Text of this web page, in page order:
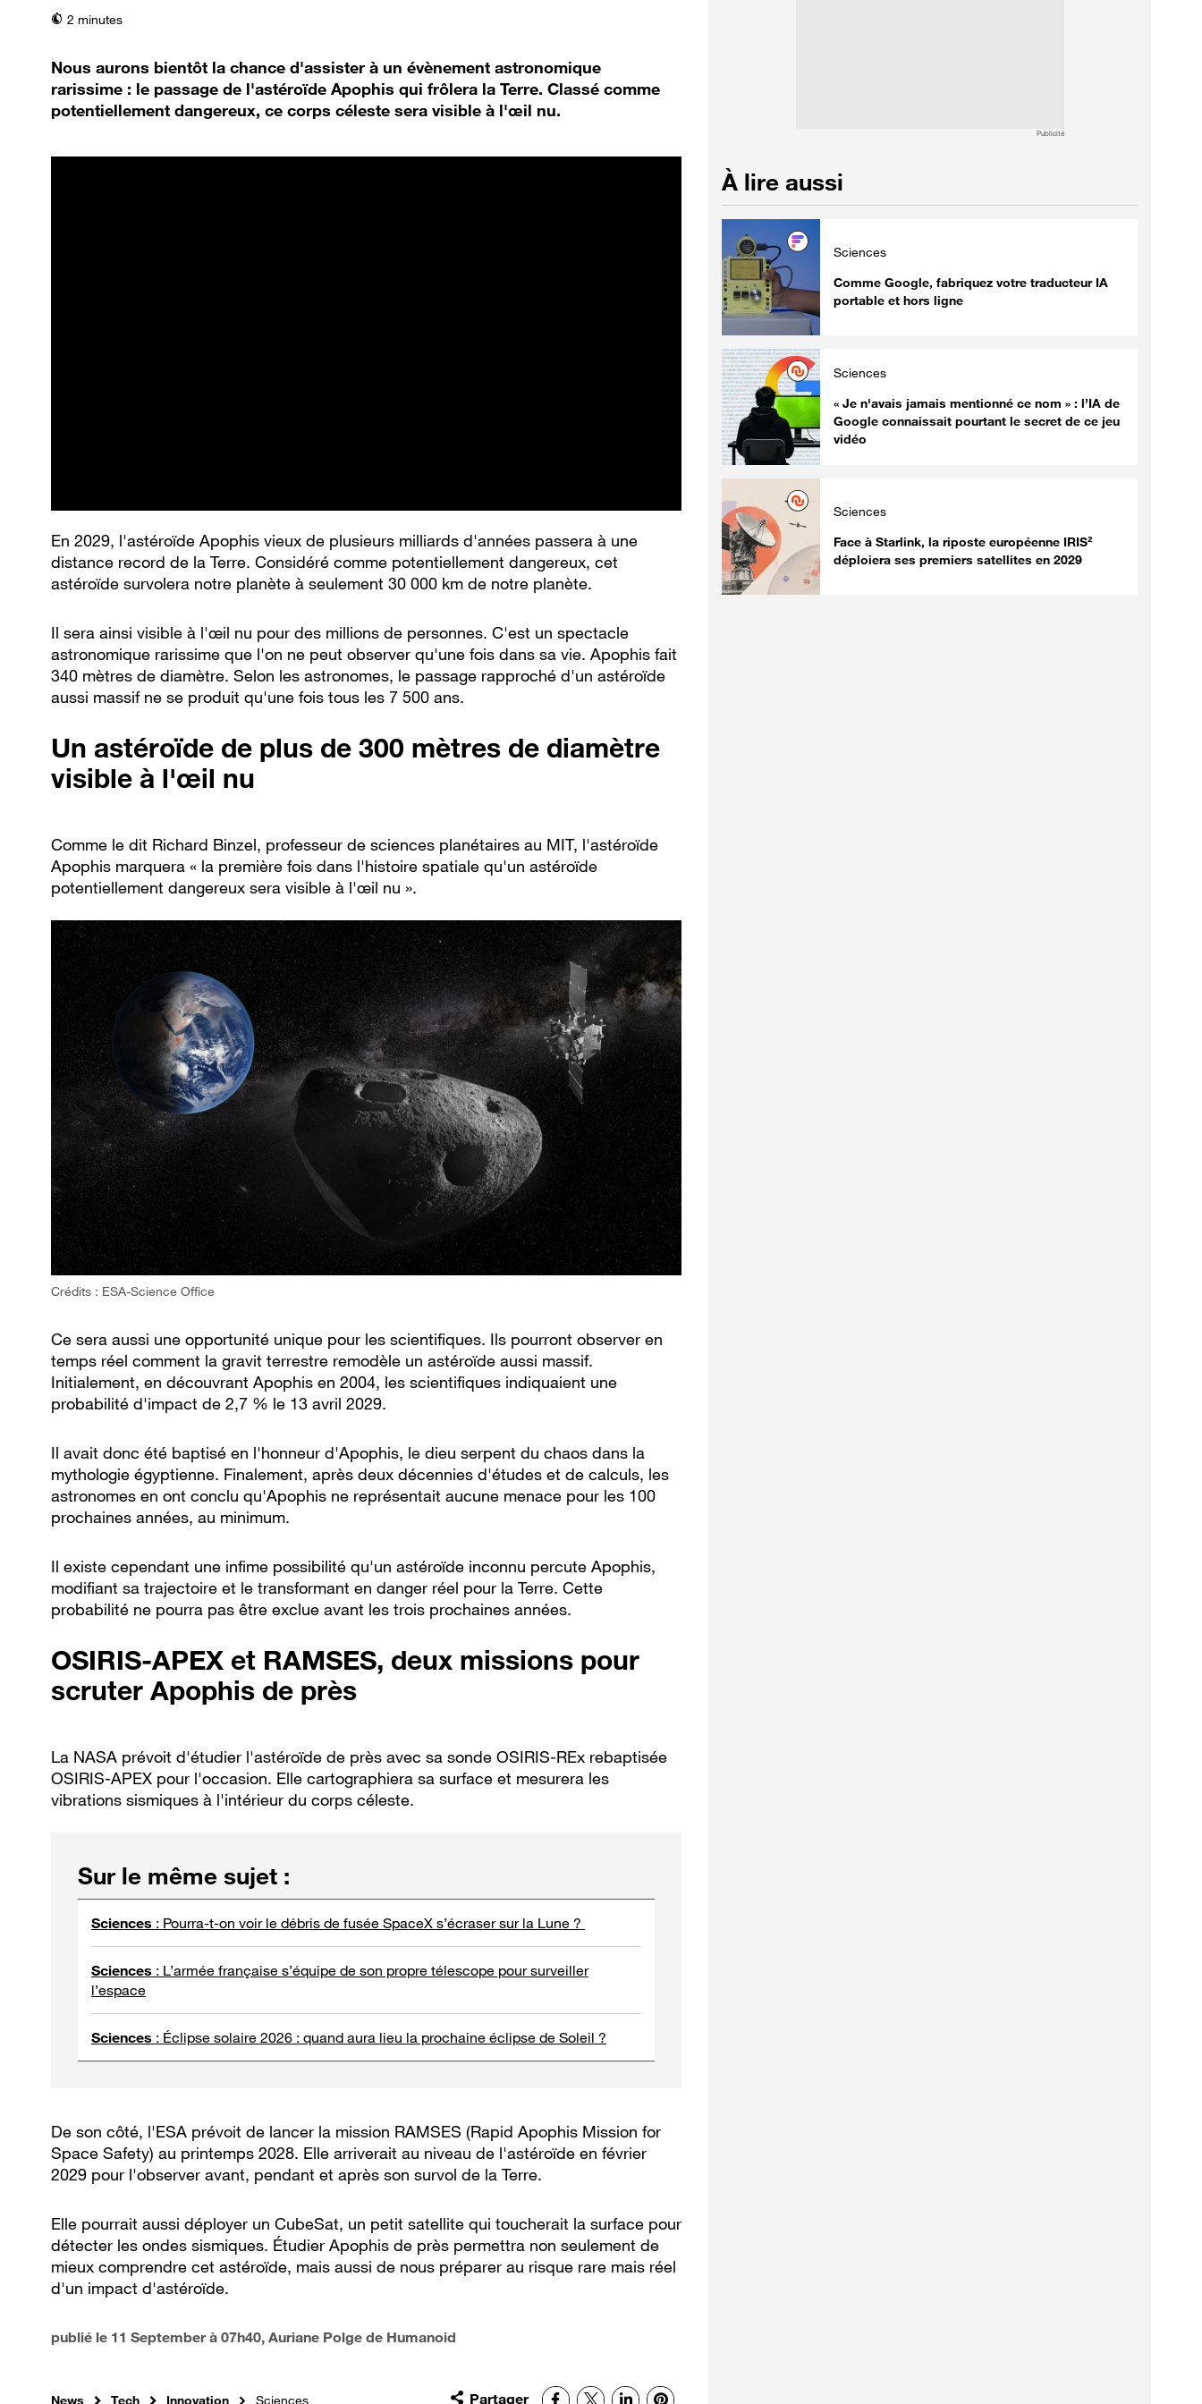
temps de lecture
2 minutes
Nous aurons bientôt la chance d'assister à un évènement astronomique
rarissime : le passage de l'astéroïde Apophis qui frôlera la Terre. Classé comme
potentiellement dangereux, ce corps céleste sera visible à l'œil nu.
En 2029, l'astéroïde Apophis vieux de plusieurs milliards d'années passera à une
distance record de la Terre. Considéré comme potentiellement dangereux, cet
astéroïde survolera notre planète à seulement 30 000 km de notre planète.
Il sera ainsi visible à l'œil nu pour des millions de personnes. C'est un spectacle
astronomique rarissime que l'on ne peut observer qu'une fois dans sa vie. Apophis fait
340 mètres de diamètre. Selon les astronomes, le passage rapproché d'un astéroïde
aussi massif ne se produit qu'une fois tous les 7 500 ans.
Un astéroïde de plus de 300 mètres de diamètre
visible à l'œil nu
Comme le dit Richard Binzel, professeur de sciences planétaires au MIT, l'astéroïde
Apophis marquera « la première fois dans l'histoire spatiale qu'un astéroïde
potentiellement dangereux sera visible à l'œil nu ».
Crédits : ESA-Science Office
Ce sera aussi une opportunité unique pour les scientifiques. Ils pourront observer en
temps réel comment la gravit terrestre remodèle un astéroïde aussi massif.
Initialement, en découvrant Apophis en 2004, les scientifiques indiquaient une
probabilité d'impact de 2,7 % le 13 avril 2029.
Il avait donc été baptisé en l'honneur d'Apophis, le dieu serpent du chaos dans la
mythologie égyptienne. Finalement, après deux décennies d'études et de calculs, les
astronomes en ont conclu qu'Apophis ne représentait aucune menace pour les 100
prochaines années, au minimum.
Il existe cependant une infime possibilité qu'un astéroïde inconnu percute Apophis,
modifiant sa trajectoire et le transformant en danger réel pour la Terre. Cette
probabilité ne pourra pas être exclue avant les trois prochaines années.
OSIRIS-APEX et RAMSES, deux missions pour
scruter Apophis de près
La NASA prévoit d'étudier l'astéroïde de près avec sa sonde OSIRIS-REx rebaptisée
OSIRIS-APEX pour l'occasion. Elle cartographiera sa surface et mesurera les
vibrations sismiques à l'intérieur du corps céleste.
Sur le même sujet :
Sciences : Pourra-t-on voir le débris de fusée SpaceX s’écraser sur la Lune ?
Sciences : L’armée française s’équipe de son propre télescope pour surveiller
l’espace
Sciences : Éclipse solaire 2026 : quand aura lieu la prochaine éclipse de Soleil ?
De son côté, l'ESA prévoit de lancer la mission RAMSES (Rapid Apophis Mission for
Space Safety) au printemps 2028. Elle arriverait au niveau de l'astéroïde en février
2029 pour l'observer avant, pendant et après son survol de la Terre.
Elle pourrait aussi déployer un CubeSat, un petit satellite qui toucherait la surface pour
détecter les ondes sismiques. Étudier Apophis de près permettra non seulement de
mieux comprendre cet astéroïde, mais aussi de nous préparer au risque rare mais réel
d'un impact d'astéroïde.
publié le 11 September à 07h40, Auriane Polge de Humanoid
News Tech Innovation Sciences Partager Facebook
X LinkedInPinterest
Publicité
À lire aussi
Sciences
Comme Google, fabriquez votre traducteur IA
portable et hors ligne
Sciences
« Je n'avais jamais mentionné ce nom » : l’IA de
Google connaissait pourtant le secret de ce jeu
vidéo
Sciences
Face à Starlink, la riposte européenne IRIS²
déploiera ses premiers satellites en 2029